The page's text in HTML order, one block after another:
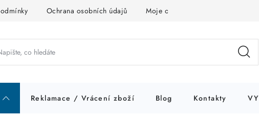
Ochrana osobních údajů Moje objednávka
Reklamace / Vrácení zboží Blog Kontakty